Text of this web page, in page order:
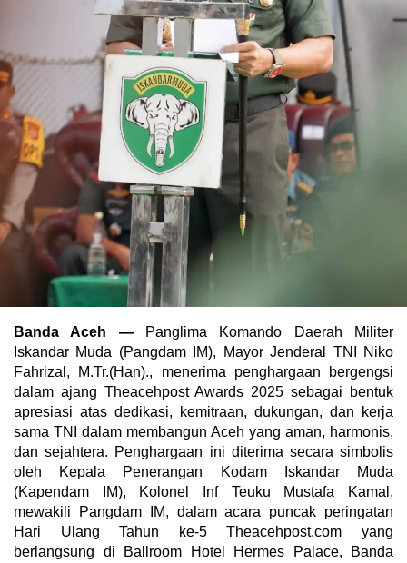
Banda Aceh —Panglima Komando Daerah Militer
Iskandar Muda (Pangdam IM), Mayor Jenderal TNI Niko
Fahrizal, M.Tr.(Han)., menerima penghargaan bergengsi
dalam ajang Theacehpost Awards 2025 sebagai bentuk
apresiasi atas dedikasi, kemitraan, dukungan, dan kerja
sama TNI dalam membangun Aceh yang aman, harmonis,
dan sejahtera. Penghargaan ini diterima secara simbolis
oleh Kepala Penerangan Kodam Iskandar Muda
(Kapendam IM), Kolonel Inf Teuku Mustafa Kamal,
mewakili Pangdam IM, dalam acara puncak peringatan
Hari Ulang Tahun ke-5 Theacehpost.com yang
berlangsung di Ballroom Hotel Hermes Palace, Banda